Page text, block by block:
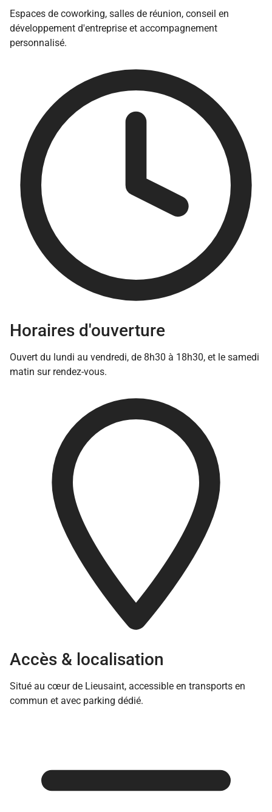
Espaces de coworking, salles de réunion, conseil en
développement d'entreprise et accompagnement
personnalisé.
Horaires d'ouverture
Ouvert du lundi au vendredi, de 8h30 à 18h30, et le samedi
matin sur rendez-vous.
Accès & localisation
Situé au cœur de Lieusaint, accessible en transports en
commun et avec parking dédié.